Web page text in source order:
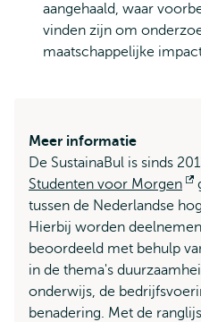
aangehaald, waar
vinden zijn om
maatschappelijke
Meer informatie
De SustainaBul is sinds
Studenten voor Morgen
tussen de Nederlandse
Hierbij worden
beoordeeld met behulp
in de thema's
onderwijs, de
benadering. Met de